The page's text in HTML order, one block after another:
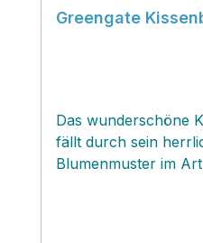
Greengate
Das wunderschöne
fällt durch sein
Blumenmuster im